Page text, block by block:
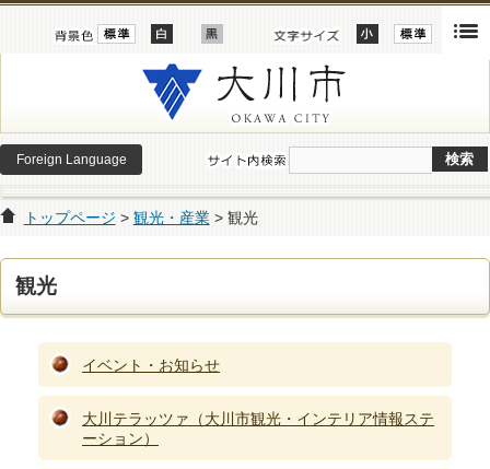
Foreign Language
トップページ > 観光・産業> 観光
観光
イベント・お知らせ
大川テラッツァ（大川市観光・インテリア情報ステ
ーション）